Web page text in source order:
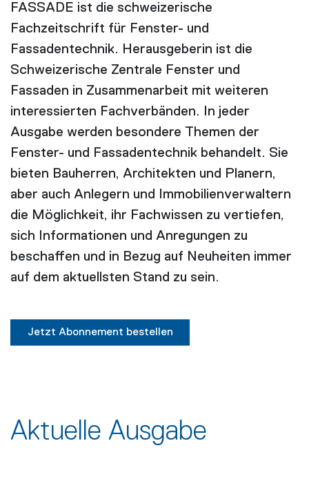
FASSADE ist die schweizerische
Fachzeitschrift für Fenster- und
Fassadentechnik. Herausgeberin ist die
Schweizerische Zentrale Fenster und
Fassaden in Zusammenarbeit mit weiteren
interessierten Fachverbänden. In jeder
Ausgabe werden besondere Themen der
Fenster- und Fassadentechnik behandelt. Sie
bieten Bauherren, Architekten und Planern,
aber auch Anlegern und Immobilienverwaltern
die Möglichkeit, ihr Fachwissen zu vertiefen,
sich Informationen und Anregungen zu
beschaffen und in Bezug auf Neuheiten immer
auf dem aktuellsten Stand zu sein.
Jetzt Abonnement bestellen
Aktuelle Ausgabe